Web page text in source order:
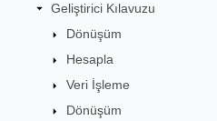
Geliştirici Kılavuzu
Dönüşüm
Hesapla
Veri İşleme
Dönüşüm